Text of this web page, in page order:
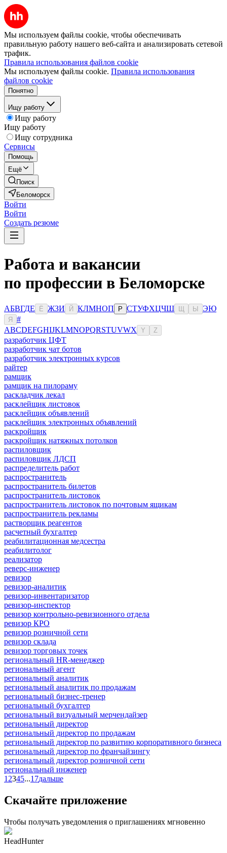
Мы используем файлы cookie, чтобы обеспечивать
правильную работу нашего веб-сайта и анализировать сетевой
трафик.
Правила использования файлов cookie
Мы используем файлы cookie. Правила использования
файлов cookie
Понятно
Ищу работу
Ищу работу
Ищу работу
Ищу сотрудника
Сервисы
Помощь
Ещё
Поиск
Беломорск
Войти
Войти
Создать резюме
Работа и вакансии
по профессии в Беломорске
АБВГДЕ Ё ЖЗИ Й КЛМНОП Р СТУФХЦЧШ Ы ЭЮ
Я
#
ABCDEFGHIJKLMNOPQRSTUVWX Y Z
разработчик ЦФТ
разработчик чат ботов
разработчик электронных курсов
райтер
рамщик
рамщик на пилораму
раскладчик лекал
расклейщик листовок
расклейщик объявлений
расклейщик электронных объявлений
раскройщик
раскройщик натяжных потолков
распиловщик
распиловщик ЛДСП
распределитель работ
распространитель
распространитель билетов
распространитель листовок
распространитель листовок по почтовым ящикам
распространитель рекламы
растворщик реагентов
расчетный бухгалтер
реабилитационная медсестра
реабилитолог
реализатор
реверс-инженер
ревизор
ревизор-аналитик
ревизор-инвентаризатор
ревизор-инспектор
ревизор контрольно-ревизионного отдела
ревизор КРО
ревизор розничной сети
ревизор склада
ревизор торговых точек
региональный HR-менеджер
региональный агент
региональный аналитик
региональный аналитик по продажам
региональный бизнес-тренер
региональный бухгалтер
региональный визуальный мерчендайзер
региональный директор
региональный директор по продажам
региональный директор по развитию корпоративного бизнеса
региональный директор по франчайзингу
региональный директор розничной сети
региональный инженер
1 2345...17дальше
Скачайте приложение
Чтобы получать уведомления о приглашениях мгновенно
HeadHunter